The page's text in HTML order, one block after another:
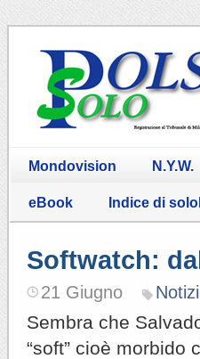
Mondovision N.Y.W.
eBook Indice di
Softwatch:
21 Giugno
Sembra che
“soft” cioè morbido